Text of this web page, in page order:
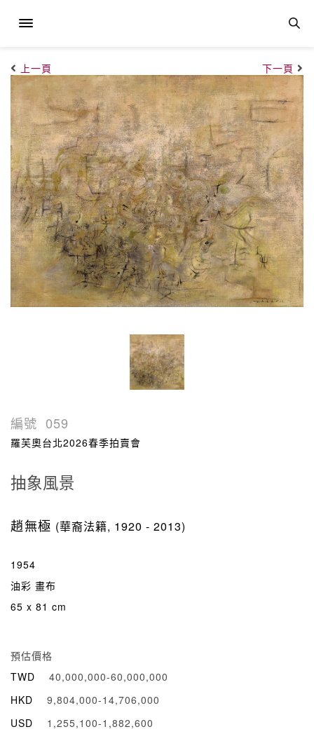
上一頁 下一頁
編號 059
羅芙奧台北2026春季拍賣會
抽象風景
趙無極 (華裔法籍, 1920 - 2013)
1954
油彩 畫布
65 x 81 cm
預估價格
TWD
40,000,000-60,000,000
HKD
9,804,000-14,706,000
USD
1,255,100-1,882,600